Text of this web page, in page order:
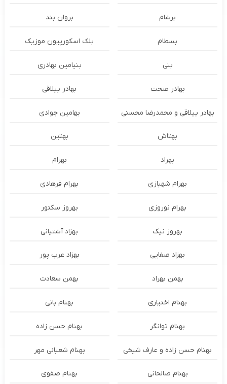
برشام بروان بند
بسطام بلک اسکورپیون موزیک
بنی بنیامین بهادری
بهادر صحت بهادر ییلاقی
بهادر ییلاقی و محمدرضا محسنی بهامین جوادی
بهتاش بهتین
بهراد بهرام
بهرام شهبازی بهرام فرهادی
بهرام نوروزی بهروز سکتور
بهروز نیک بهزاد آشتیانی
بهزاد صفایی بهزاد عرب پور
بهمن بهراد بهمن سعادت
بهنام اختیاری بهنام بانی
بهنام توانگر بهنام حسن زاده
بهنام حسن زاده و عارف شیخی بهنام شعبانی مهر
بهنام صالحانی بهنام صفوی